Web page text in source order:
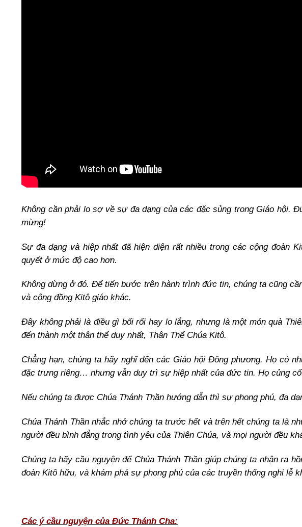
Không cần phải lo sợ về sự đa dạng của các đặc sủng trong Giáo hội.
mừng!
Sự đa dạng và hiệp nhất đã hiện diện rất nhiều trong các cộng đoàn
quyết ở mức độ cao hơn.
Không dừng ở đó. Để tiến bước trên hành trình đức tin, chúng ta cũng
và cộng đồng Kitô giáo khác.
Đây không phải là điều gì bối rối hay lo lắng, nhưng là một món quà
đến thành một thân thể duy nhất, Thân Thể Chúa Kitô.
Chẳng hạn, chúng ta hãy nghĩ đến các Giáo hội Đông phương. Họ có
đặc trưng riêng… nhưng vẫn duy trì sự hiệp nhất của đức tin. Họ củng
Nếu chúng ta được Chúa Thánh Thần hướng dẫn thì sự phong phú, đa
Chúa Thánh Thần nhắc nhở chúng ta trước hết và trên hết chúng ta là
người đều bình đẳng trong tình yêu của Thiên Chúa, và mọi người đều
Chúng ta hãy cầu nguyện để Chúa Thánh Thần giúp chúng ta nhận ra
đoàn Kitô hữu, và khám phá sự phong phú của các truyền thống nghi lễ
Các ý cầu nguyện của Đức Thánh Cha: